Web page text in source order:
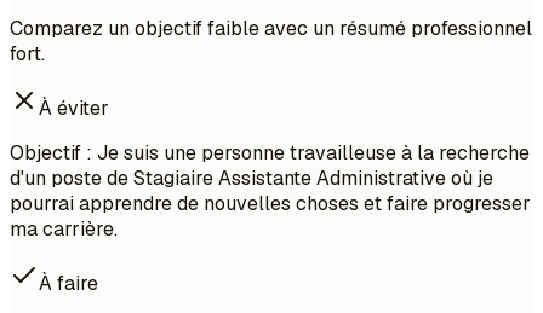
Comparez un objectif faible avec un résumé professionnel
fort.
À éviter
Objectif : Je suis une personne travailleuse à la recherche
d'un poste de Stagiaire Assistante Administrative où je
pourrai apprendre de nouvelles choses et faire progresser
ma carrière.
À faire